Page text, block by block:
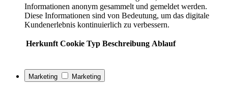
Informationen anonym gesammelt und gemeldet werden.
Diese Informationen sind von Bedeutung, um das digitale
Kundenerlebnis kontinuierlich zu verbessern.
Herkunft Cookie Typ Beschreibung Ablauf
Marketing Marketing